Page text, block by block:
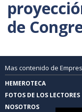
de
Mas contenido de
HEMEROTECA
FOTOS DE LOS LECTORES
NOSOTROS